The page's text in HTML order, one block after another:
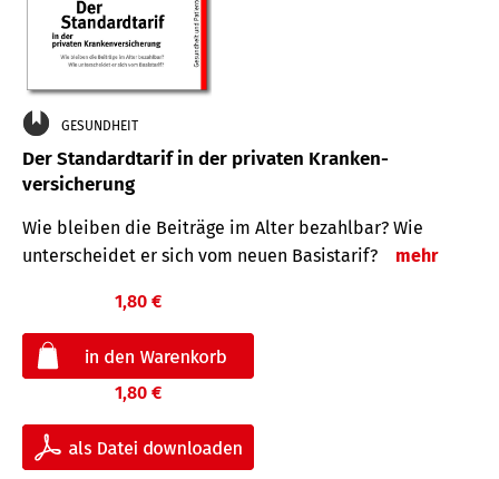
GESUNDHEIT
Der Standard­tarif in der privaten Kranken­
versicherung
Wie bleiben die Beiträge im Alter bezahlbar? Wie
unterscheidet er sich vom neuen Basistarif?
mehr
1,80 €
1,80 €